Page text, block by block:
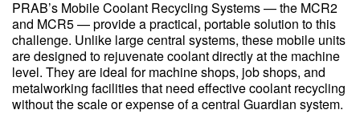
PRAB’s Mobile Coolant Recycling Systems — the MCR2
and MCR5 — provide a practical, portable solution to this
challenge. Unlike large central systems, these mobile units
are designed to rejuvenate coolant directly at the machine
level. They are ideal for machine shops, job shops, and
metalworking facilities that need effective coolant recycling
without the scale or expense of a central Guardian system.